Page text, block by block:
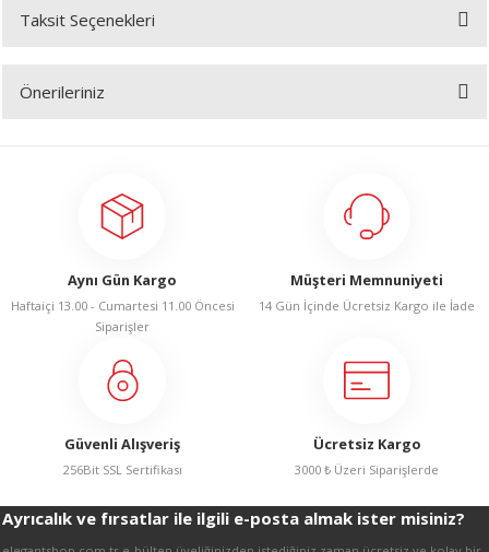
Bu ürüne ilk yorumu siz yapın!
Taksit Seçenekleri
Önerileriniz
Görüş ve önerileriniz için teşekkür ederiz.
Ürün açıklamasında eksik bilgiler bulunuyor.
Ürün bilgilerinde hatalar bulunuyor.
Ürün fiyatı diğer sitelerden daha pahalı.
Bu ürüne benzer farklı alternatifler olmalı.
Gönder
Aynı Gün Kargo
Haftaiçi 13.00 - Cumartesi 11.00 Öncesi
Siparişler
Müşteri Memnuniyeti
14 Gün İçinde Ücretsiz Kargo ile İade
Güvenli Alışveriş
256Bit SSL Sertifikası
Ücretsiz Kargo
3000 ₺ Üzeri Siparişlerde
Ayrıcalık ve fırsatlar ile ilgili e-posta almak ister misiniz?